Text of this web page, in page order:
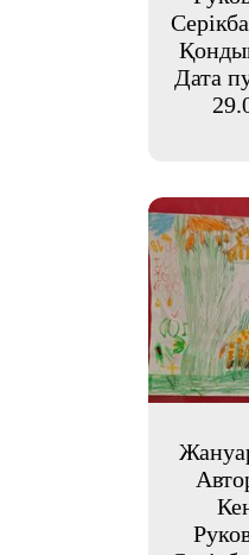
Дата